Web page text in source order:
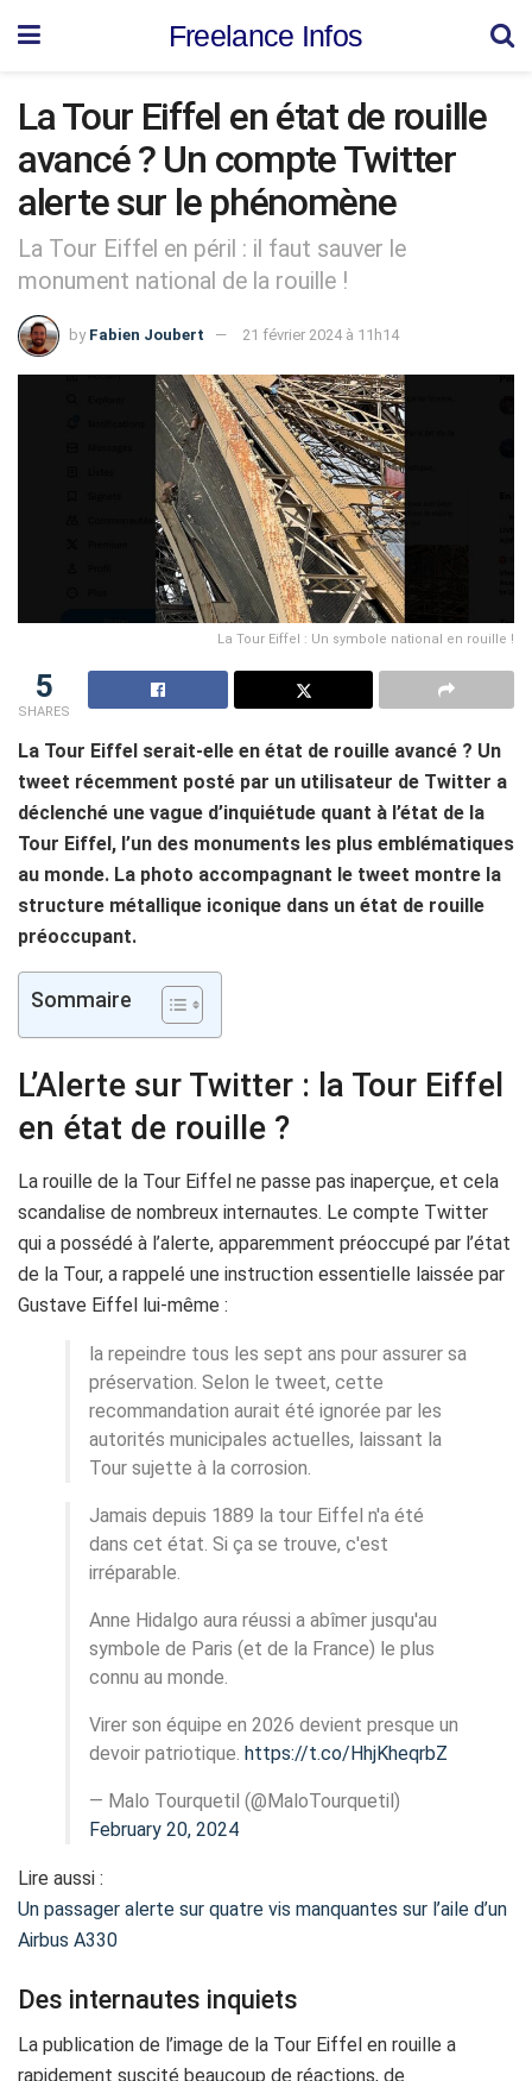
Freelance Infos
La Tour Eiffel en état de rouille
avancé ? Un compte Twitter
alerte sur le phénomène
La Tour Eiffel en péril : il faut sauver le
monument national de la rouille !
by Fabien Joubert 21 février 2024 à 11h14
La Tour Eiffel : Un symbole national en rouille !
5
SHARES
La Tour Eiffel serait-elle en état de rouille avancé ? Un
tweet récemment posté par un utilisateur de Twitter a
déclenché une vague d’inquiétude quant à l’état de la
Tour Eiffel, l’un des monuments les plus emblématiques
au monde. La photo accompagnant le tweet montre la
structure métallique iconique dans un état de rouille
préoccupant.
Sommaire
L’Alerte sur Twitter : la Tour Eiffel
en état de rouille ?
La rouille de la Tour Eiffel ne passe pas inaperçue, et cela
scandalise de nombreux internautes. Le compte Twitter
qui a possédé à l’alerte, apparemment préoccupé par l’état
de la Tour, a rappelé une instruction essentielle laissée par
Gustave Eiffel lui-même :
la repeindre tous les sept ans pour assurer sa
préservation. Selon le tweet, cette
recommandation aurait été ignorée par les
autorités municipales actuelles, laissant la
Tour sujette à la corrosion.
Jamais depuis 1889 la tour Eiffel n'a été
dans cet état. Si ça se trouve, c'est
irréparable.
Anne Hidalgo aura réussi a abîmer jusqu'au
symbole de Paris (et de la France) le plus
connu au monde.
Virer son équipe en 2026 devient presque un
devoir patriotique. https://t.co/HhjKheqrbZ
— Malo Tourquetil (@MaloTourquetil)
February 20, 2024
Lire aussi :
Un passager alerte sur quatre vis manquantes sur l’aile d’un
Airbus A330
Des internautes inquiets
La publication de l’image de la Tour Eiffel en rouille a
rapidement suscité beaucoup de réactions, de